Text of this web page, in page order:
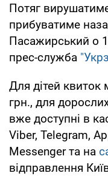
Потяг
прибуватиме
Пасажирський о
прес-служба
Для дітей квиток
грн., для
вже доступні в
Viber, Telegram,
Messenger та на
відправлення